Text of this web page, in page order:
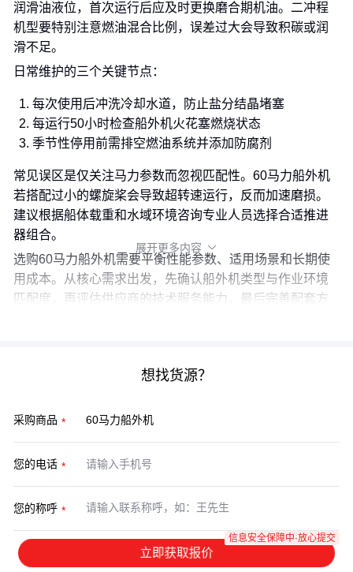
润滑油液位，首次运行后应及时更换磨合期机油。二冲程
机型要特别注意燃油混合比例，误差过大会导致积碳或润
滑不足。
日常维护的三个关键节点：
每次使用后冲洗冷却水道，防止盐分结晶堵塞
每运行50小时检查船外机火花塞燃烧状态
季节性停用前需排空燃油系统并添加防腐剂
常见误区是仅关注马力参数而忽视匹配性。60马力船外机
若搭配过小的螺旋桨会导致超转速运行，反而加速磨损。
建议根据船体载重和水域环境咨询专业人员选择合适推进
器组合。
选购60马力船外机需要平衡性能参数、适用场景和长期使
用成本。从核心需求出发，先确认船外机类型与作业环境
匹配度，再评估供应商的技术服务能力，最后完善配套方
展开更多内容 
想找货源？
采购商品
您的电话
您的称呼
立即获取报价
信息安全保障中·放心提交